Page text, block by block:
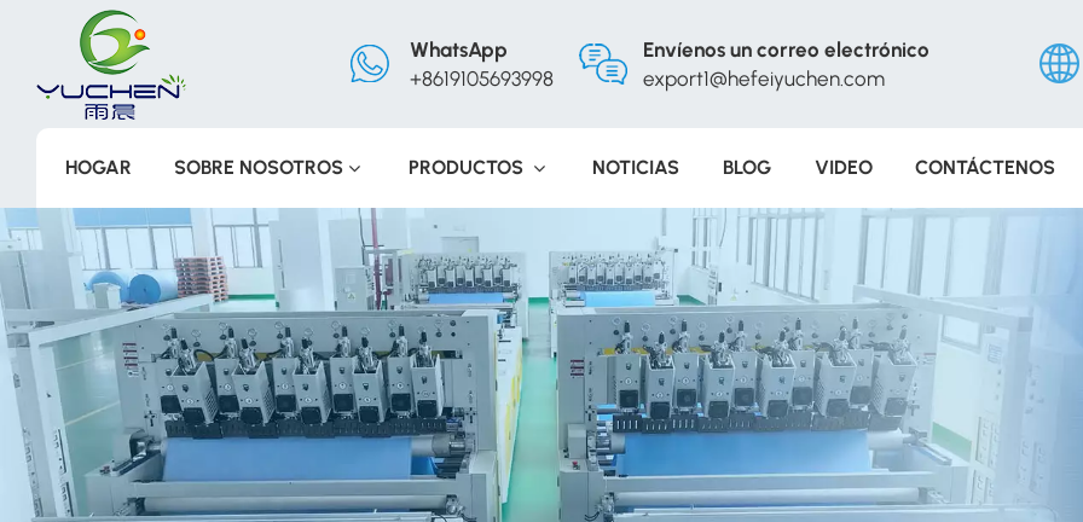
WhatsApp
+8619105693998
Envíenos un correo electrónico
export1@hefeiyuchen.com
عربي
HOGAR SOBRE NOSOTROS PRODUCTOS NOTICIAS BLOG VIDEO CONTÁCTENOS